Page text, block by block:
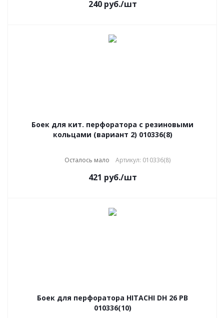
240руб./шт
Боек для кит. перфоратора с резиновыми
кольцами (вариант 2) 010336(8)
Осталось мало Артикул: 010336(8)
421 руб./шт
Боек для перфоратора HITACHI DH 26 PB
010336(10)